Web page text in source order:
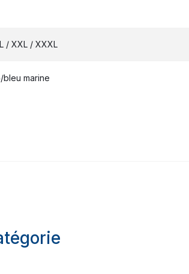
/ XXL / XXXL
marine